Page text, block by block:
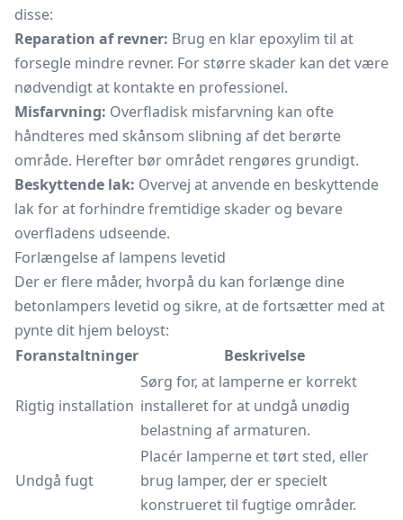
disse:
Reparation af revner: Brug en klar epoxylim til at
forsegle mindre revner. For større skader kan det være
nødvendigt at kontakte en professionel.
Misfarvning: Overfladisk misfarvning kan ofte
håndteres med skånsom slibning af det berørte
område. Herefter bør området rengøres grundigt.
Beskyttende lak: Overvej at anvende en beskyttende
lak for at forhindre fremtidige skader og bevare
overfladens udseende.
Forlængelse af lampens levetid
Der er flere måder, hvorpå du kan forlænge dine
betonlampers levetid og sikre, at de fortsætter med at
pynte dit hjem beloyst:
Foranstaltninger
Beskrivelse
Rigtig installation
Sørg for, at lamperne er korrekt
installeret for at undgå unødig
belastning af armaturen.
Undgå fugt
Placér lamperne et tørt sted, eller
brug lamper, der er specielt
konstrueret til fugtige områder.